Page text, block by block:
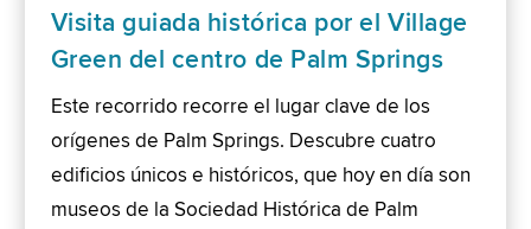
Visita guiada histórica por el Village
Green del centro de Palm Springs
Este recorrido recorre el lugar clave de los
orígenes de Palm Springs. Descubre cuatro
edificios únicos e históricos, que hoy en día son
museos de la Sociedad Histórica de Palm